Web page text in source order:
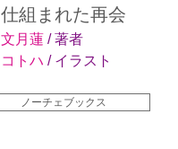
仕組まれた再会
文月蓮 / 著者
コトハ / イラスト
ノーチェブックス